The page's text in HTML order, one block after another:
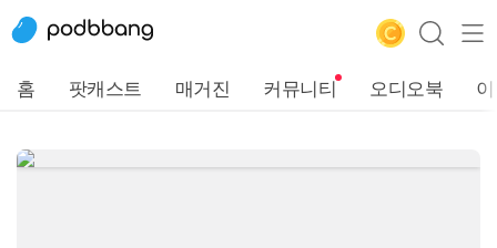
홈 팟캐스트 매거진 커뮤니티 오디오북